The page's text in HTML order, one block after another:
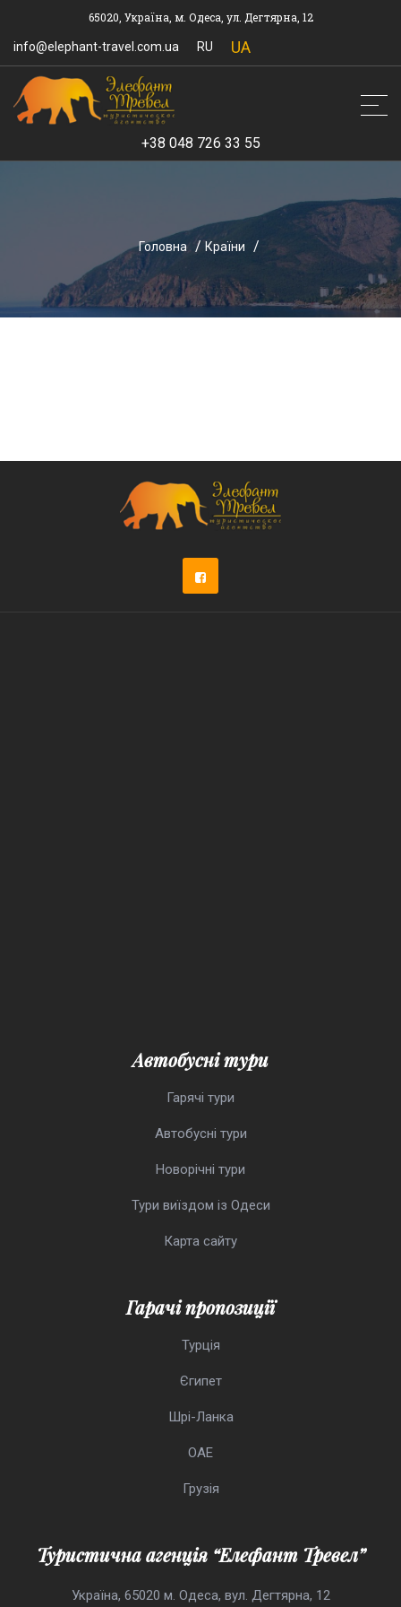
65020, Україна, м. Одеса, ул. Дегтярна, 12
info@elephant-travel.com.ua RU UA
+38 048 726 33 55
Головна Країни
Автобусні тури
Гарячі тури
Автобусні тури
Новорічні тури
Тури виїздом із Одеси
Карта сайту
Гарачі пропозиції
Турція
Єгипет
Шрі-Ланка
ОАЕ
Грузія
Туристична агенція “Елефант Тревел”
Україна, 65020 м. Одеса, вул. Дегтярна, 12